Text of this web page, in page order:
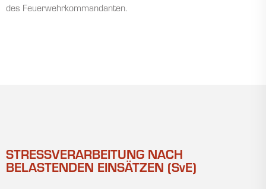
des Feuerwehrkommandanten.
STRESSVERARBEITUNG NACH
BELASTENDEN EINSÄTZEN (SvE)